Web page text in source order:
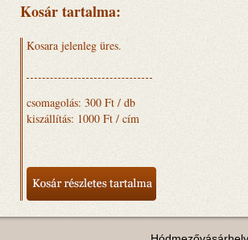
Kosár tartalma:
Kosara jelenleg üres.
csomagolás: 300 Ft / db
kiszállítás: 1000 Ft / cím